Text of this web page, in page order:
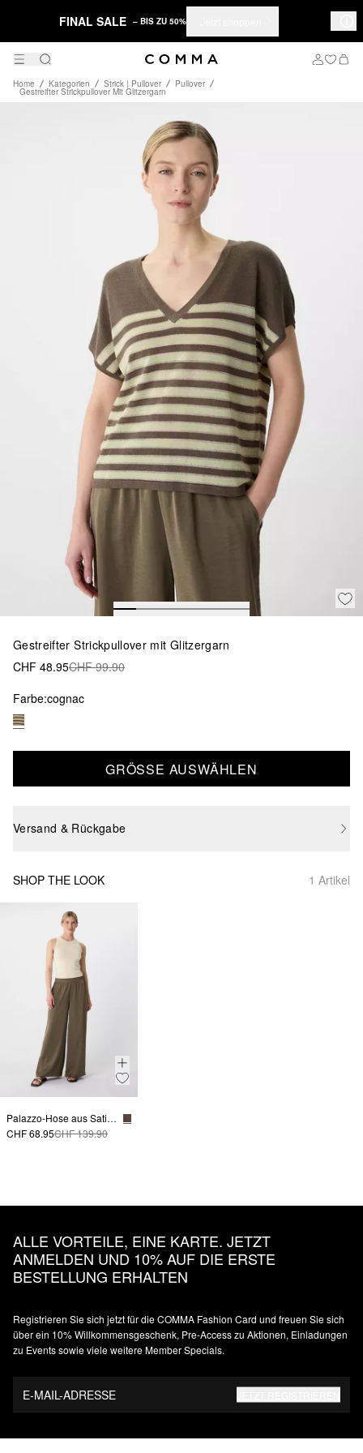
FINAL SALE – BIS ZU 50%
Home Kategorien Strick | Pullover Pullover
Gestreifter Strickpullover Mit Glitzergarn
Gestreifter Strickpullover mit Glitzergarn
CHF 48.95CHF 99.90
Farbe:cognac
GRÖSSE AUSWÄHLEN
Versand & Rückgabe
SHOP THE LOOK 1 Artikel
Palazzo-Hose aus Satin mit Elastikbund
CHF 68.95CHF 139.90
ALLE VORTEILE, EINE KARTE. JETZT
ANMELDEN UND 10% AUF DIE ERSTE
BESTELLUNG ERHALTEN
Registrieren Sie sich jetzt für die COMMA Fashion Card und freuen Sie sich
über ein 10% Willkommensgeschenk, Pre-Access zu Aktionen, Einladungen
zu Events sowie viele weitere Member Specials.
E-MAIL-ADRESSE